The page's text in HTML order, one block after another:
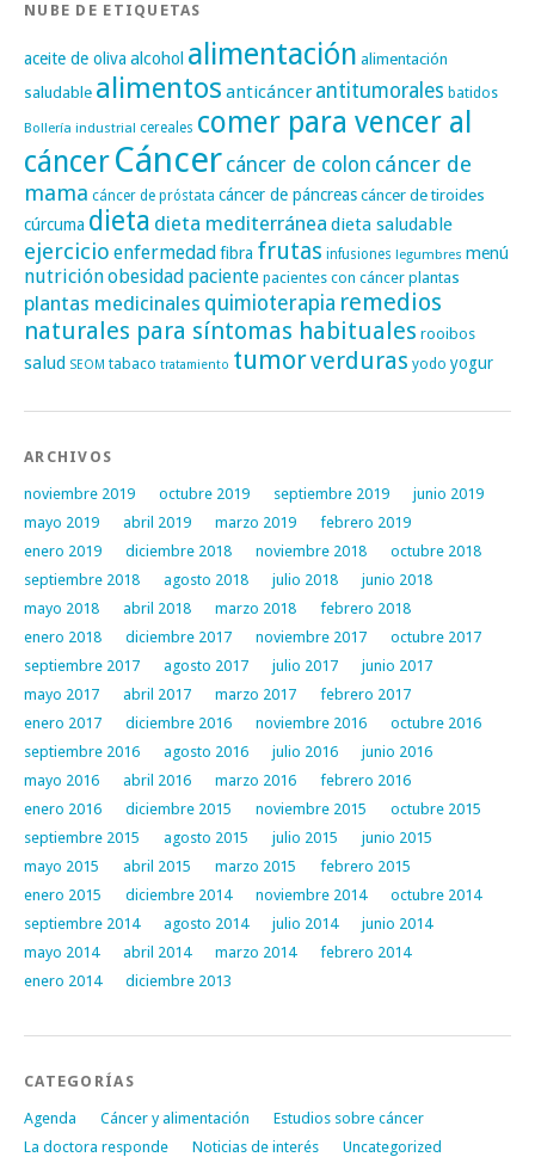
NUBE DE ETIQUETAS
aceite de oliva alcohol alimentación alimentación
saludable alimentos anticáncer antitumorales batidos
Bollería industrial cereales comer para vencer al
cáncerCáncer cáncer de colon cáncer de
mama cáncer de próstata cáncer de páncreascáncer de tiroides
cúrcuma dieta dieta mediterránea dieta saludable
ejercicio enfermedadfibra frutas infusiones legumbres menú
nutriciónobesidad paciente pacientes con cáncer plantas
plantas medicinales quimioterapia remedios
naturales para síntomas habituales rooibos
salud SEOM tabaco tratamiento tumorverduras yodo yogur
ARCHIVOS
noviembre 2019 octubre 2019 septiembre 2019
junio 2019
mayo 2019
abril 2019 marzo 2019
febrero 2019
enero 2019
diciembre 2018 noviembre 2018
octubre 2018
septiembre 2018
agosto 2018 julio 2018
junio 2018
mayo 2018
abril 2018 marzo 2018
febrero 2018
enero 2018
diciembre 2017 noviembre 2017
octubre 2017
septiembre 2017
agosto 2017 julio 2017
junio 2017
mayo 2017
abril 2017 marzo 2017
febrero 2017
enero 2017
diciembre 2016 noviembre 2016
octubre 2016
septiembre 2016
agosto 2016 julio 2016
junio 2016
mayo 2016
abril 2016 marzo 2016
febrero 2016
enero 2016
diciembre 2015 noviembre 2015
octubre 2015
septiembre 2015
agosto 2015 julio 2015
junio 2015
mayo 2015
abril 2015 marzo 2015
febrero 2015
enero 2015
diciembre 2014 noviembre 2014
octubre 2014
septiembre 2014
agosto 2014 julio 2014
junio 2014
mayo 2014
abril 2014 marzo 2014
febrero 2014
enero 2014
diciembre 2013
CATEGORÍAS
Agenda Cáncer y alimentación
Estudios sobre cáncer
La doctora responde
Noticias de interés Uncategorized